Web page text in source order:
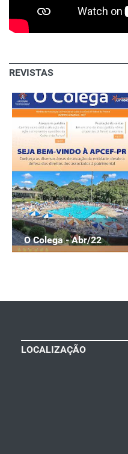
REVISTAS
O Colega - Abr/22
LOCALIZAÇÃO